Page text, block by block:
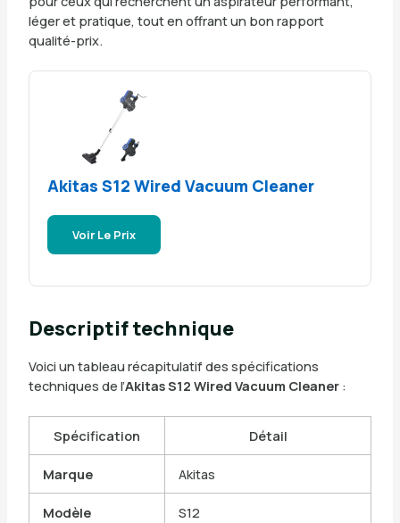
léger et pratique, tout en offrant un bon rapport
qualité-prix.
Akitas S12 Wired Vacuum Cleaner
Voir Le Prix
Descriptif technique
Voici un tableau récapitulatif des spécifications
techniques de l’Akitas S12 Wired Vacuum Cleaner:
Spécification Détail
Marque Akitas
Modèle S12